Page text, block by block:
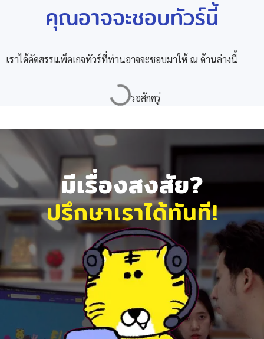
คุณอาจจะชอบทัวร์นี้
เราได้คัดสรรแพ็คเกจทัวร์ที่ท่านอาจจะชอบมาให้ ณ ด้านล่างนี้
มีเรื่องสงสัย?
ปรึกษาเราได้ทันที!